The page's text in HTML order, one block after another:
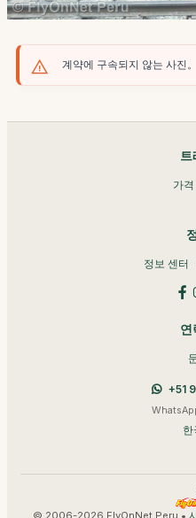
계약에 구속되지 않는 사진。
트
가격
정보 센터
연
+51
한
© 2006-2026 FlyOnNet Peru •